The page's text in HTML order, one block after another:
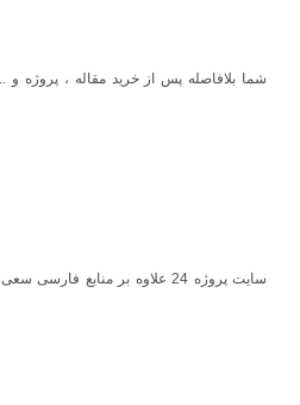
شما بلافاصله پس از خرید مقاله ، پروژه و
سایت پروژه 24 علاوه بر منابع